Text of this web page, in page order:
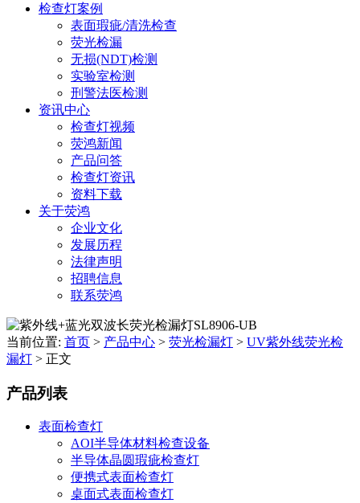
检查灯案例
表面瑕疵/清洗检查
荧光检漏
无损(NDT)检测
实验室检测
刑警法医检测
资讯中心
检查灯视频
荧鸿新闻
产品问答
检查灯资讯
资料下载
关于荧鸿
企业文化
发展历程
法律声明
招聘信息
联系荧鸿
当前位置: 首页 > 产品中心 > 荧光检漏灯 > UV紫外线荧光检
漏灯 > 正文
产品列表
表面检查灯
AOI半导体材料检查设备
半导体晶圆瑕疵检查灯
便携式表面检查灯
桌面式表面检查灯